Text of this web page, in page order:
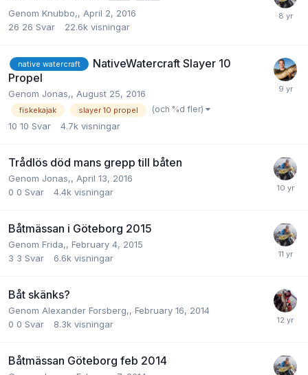
Genom Knubbo,, April 2, 2016
26 26 Svar 22.6k visningar
native watercraft
NativeWatercraft Slayer 10
Propel
Genom Jonas,, August 25, 2016
fiskekajak slayer 10 propel (och %d fler)
10 10 Svar 4.7k visningar
Trådlös död mans grepp till båten
Genom Jonas,, April 13, 2016
0 0 Svar 4.4k visningar
Båtmässan i Göteborg 2015
Genom Frida,, February 4, 2015
3 3 Svar 6.6k visningar
Båt skänks?
Genom Alexander Forsberg,, February 16, 2014
0 0 Svar 8.3k visningar
Båtmässan Göteborg feb 2014